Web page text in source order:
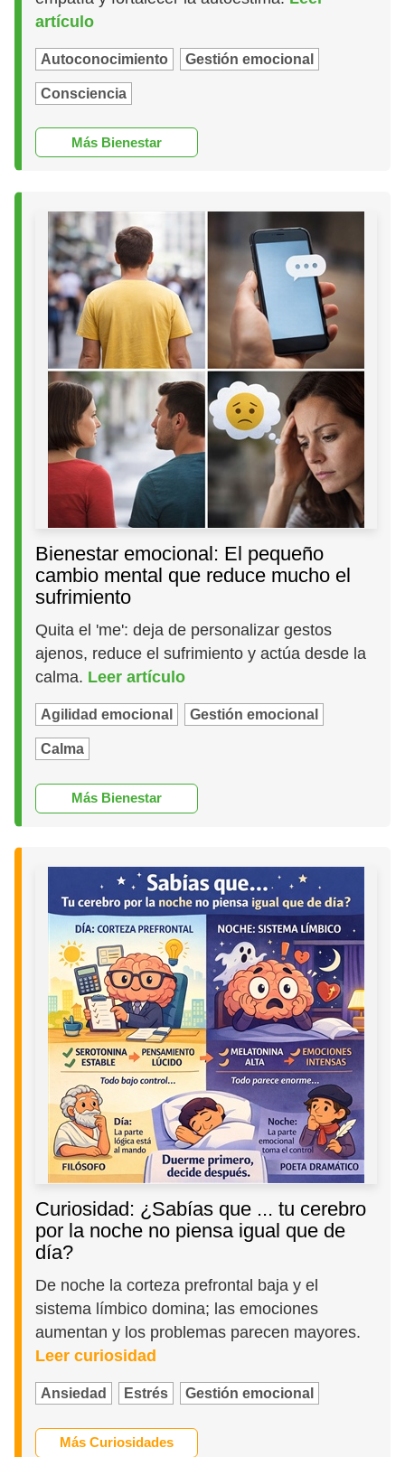
artículo
Autoconocimiento Gestión emocional
Consciencia
Más Bienestar
Bienestar emocional: El pequeño
cambio mental que reduce mucho el
sufrimiento
Quita el 'me': deja de personalizar gestos
ajenos, reduce el sufrimiento y actúa desde la
calma. Leer artículo
Agilidad emocional Gestión emocional
Calma
Más Bienestar
Curiosidad: ¿Sabías que ... tu cerebro
por la noche no piensa igual que de
día?
De noche la corteza prefrontal baja y el
sistema límbico domina; las emociones
aumentan y los problemas parecen mayores.
Leer curiosidad
Ansiedad Estrés Gestión emocional
Más Curiosidades